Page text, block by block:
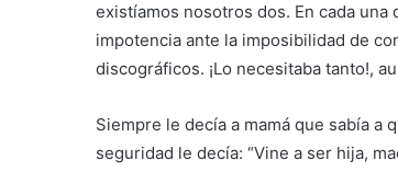
existíamos nosotros dos. En cada
impotencia ante la imposibilidad de
discográficos. ¡Lo necesitaba tanto!,
Siempre le decía a mamá que sabía a
seguridad le decía: “Vine a ser hija,